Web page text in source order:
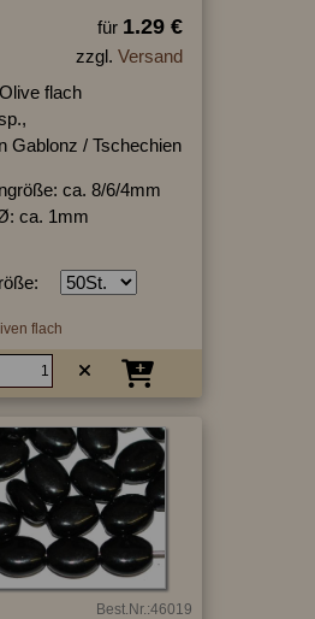
für 1.29 €
zzgl. Versand
flach
Gablonz / Tschechien
ca. 8/6/4mm
ca. 1mm
flach
Best.Nr.:46019